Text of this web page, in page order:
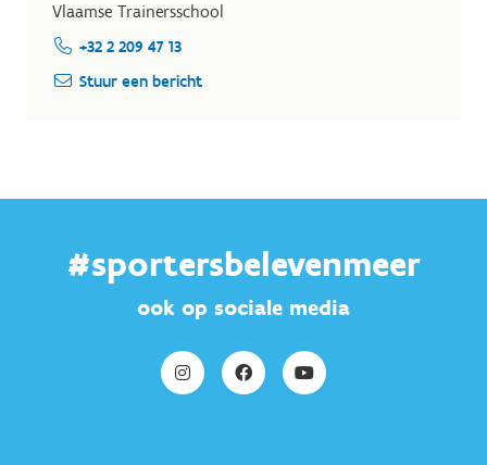
Vlaamse Trainersschool
+32 2 209 47 13
Stuur een bericht
#sportersbelevenmeer
ook op sociale media